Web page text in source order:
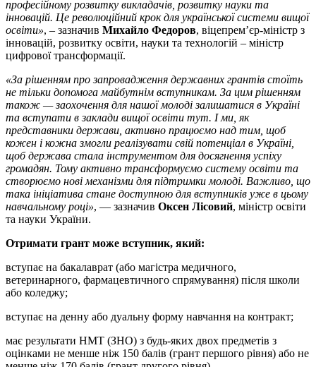
професійному розвитку викладачів, розвитку науки та
інновацій. Це революційний крок для української системи вищої
освіти», – зазначив Михайло Федоров, віцепрем’єр-міністр з
інновацій, розвитку освіти, науки та технологій – міністр
цифрової трансформації.
«За рішенням про запровадження державних грантів стоїть
не тільки допомога майбутнім вступникам. За цим рішенням
також — заохочення для нашої молоді залишатися в Україні
та вступати в заклади вищої освіти тут. І ми, як
представники держави, активно працюємо над тим, щоб
кожен і кожна змогли реалізувати свій потенціал в Україні,
щоб держава стала інструментом для досягнення успіху
громадян. Тому активно трансформуємо систему освіти та
створюємо нові механізми для підтримки молоді. Важливо, що
така ініціатива стане доступною для вступників уже в цьому
навчальному році», — зазначив Оксен Лісовий, міністр освіти
та науки України.
Отримати грант може вступник, який:
вступає на бакалаврат (або магістра медичного,
ветеринарного, фармацевтичного спрямування) після школи
або коледжу;
вступає на денну або дуальну форму навчання на контракт;
має результати НМТ (ЗНО) з будь-яких двох предметів з
оцінками не менше ніж 150 балів (грант першого рівня) або не